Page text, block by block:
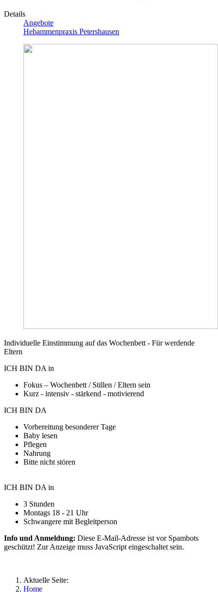
Details
Angebote
Hebammenpraxis Petershausen
Individuelle Einstimmung auf das Wochenbett - Für werdende
Eltern
ICH BIN DA in
Fokus – Wochenbett / Stillen / Eltern sein
Kurz - intensiv - stärkend - motivierend
ICH BIN DA
Vorbereitung besonderer Tage
Baby lesen
Pflegen
Nahrung
Bitte nicht stören
ICH BIN DA in
3 Stunden
Montags 18 - 21 Uhr
Schwangere mit Begleitperson
Info und Anmeldung: Diese E-Mail-Adresse ist vor Spambots
geschützt! Zur Anzeige muss JavaScript eingeschaltet sein.
Aktuelle Seite:
Home